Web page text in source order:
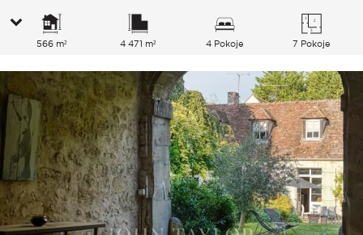
566 m² 4 471 m² 4 Pokoje 7 Pokoje